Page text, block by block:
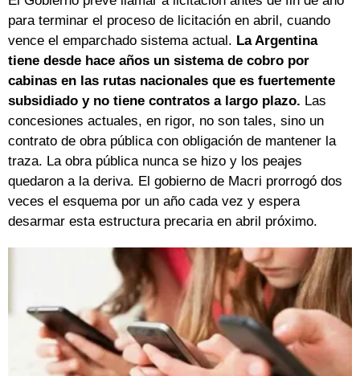
para terminar el proceso de licitación en abril, cuando
vence el emparchado sistema actual. La Argentina
tiene desde hace años un sistema de cobro por
cabinas en las rutas nacionales que es fuertemente
subsidiado y no tiene contratos a largo plazo. Las
concesiones actuales, en rigor, no son tales, sino un
contrato de obra pública con obligación de mantener la
traza. La obra pública nunca se hizo y los peajes
quedaron a la deriva. El gobierno de Macri prorrogó dos
veces el esquema por un año cada vez y espera
desarmar esta estructura precaria en abril próximo.